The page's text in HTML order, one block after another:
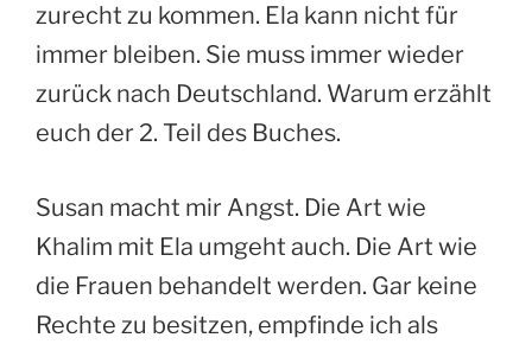
zurecht zu kommen. Ela kann nicht für
immer bleiben. Sie muss immer wieder
zurück nach Deutschland. Warum erzählt
euch der 2. Teil des Buches.
Susan macht mir Angst. Die Art wie
Khalim mit Ela umgeht auch. Die Art wie
die Frauen behandelt werden. Gar keine
Rechte zu besitzen, empfinde ich als